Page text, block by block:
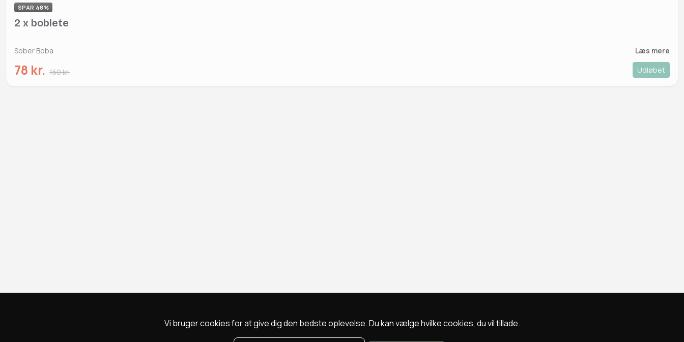
Vi bruger cookies for at give dig den bedste oplevelse. Du kan vælge hvilke cookies, du vil tillade.
SPAR 48%
2 x boblete
Sober Boba Læs mere
78 kr. 150 kr. Udløbet